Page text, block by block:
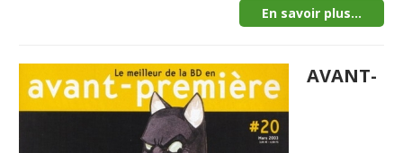
En savoir plus...
AVANT-